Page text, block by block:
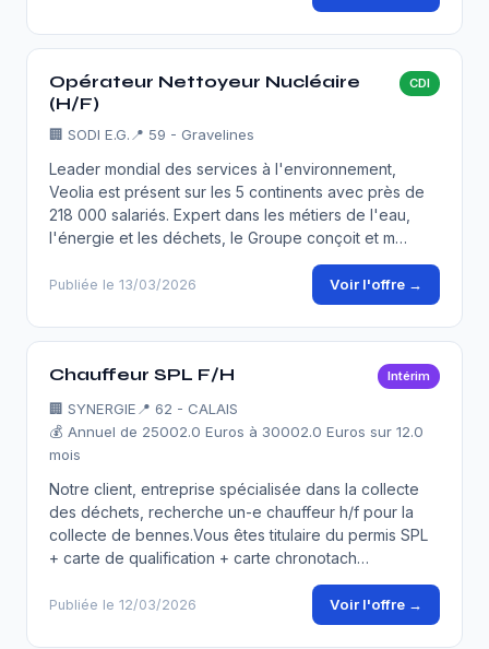
Opérateur Nettoyeur Nucléaire
(H/F)
CDI
🏢 SODI E.G. 📍 59 - Gravelines
Leader mondial des services à l'environnement,
Veolia est présent sur les 5 continents avec près de
218 000 salariés. Expert dans les métiers de l'eau,
l'énergie et les déchets, le Groupe conçoit et m…
Publiée le 13/03/2026 Voir l'offre →
Chauffeur SPL F/H Intérim
🏢 SYNERGIE 📍 62 - CALAIS
💰 Annuel de 25002.0 Euros à 30002.0 Euros sur 12.0
mois
Notre client, entreprise spécialisée dans la collecte
des déchets, recherche un-e chauffeur h/f pour la
collecte de bennes.Vous êtes titulaire du permis SPL
+ carte de qualification + carte chronotach…
Publiée le 12/03/2026 Voir l'offre →